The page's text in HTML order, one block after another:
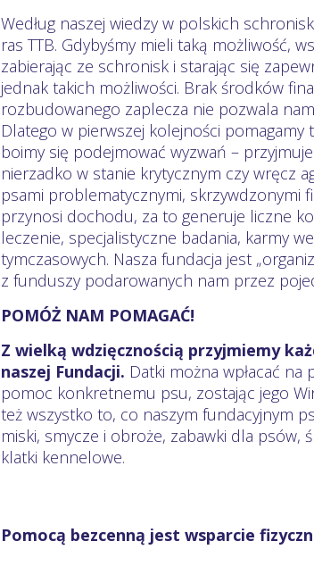
Według naszej wiedzy w polskich
ras TTB. Gdybyśmy mieli taką możliwość,
zabierając ze schronisk i starając się
jednak takich możliwości. Brak środków
rozbudowanego zaplecza nie pozwala
Dlatego w pierwszej kolejności
boimy się podejmować wyzwań –
nierzadko w stanie krytycznym czy wręcz
psami problematycznymi, skrzywdzonymi
przynosi dochodu, za to generuje liczne
leczenie, specjalistyczne badania, karmy
tymczasowych. Nasza fundacja jest
z funduszy podarowanych nam przez
POMÓŻ NAM POMAGAĆ!
Z wielką wdzięcznością przyjmiemy
naszej Fundacji. Datki można wpłacać
pomoc konkretnemu psu, zostając jego
też wszystko to, co naszym fundacyjnym
miski, smycze i obroże, zabawki dla psów,
klatki kennelowe.
Pomocą bezcenną jest wsparcie